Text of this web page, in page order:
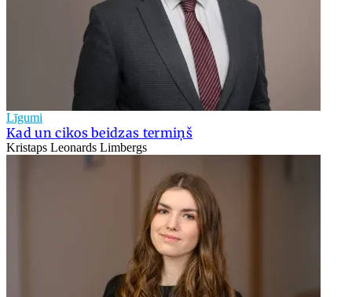
Līgumi
Kad un cikos beidzas termiņš
Kristaps Leonards Limbergs